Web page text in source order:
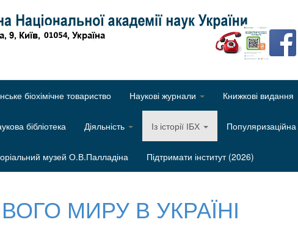
Оберіть свою мову
біохімічне товариство Наукові журнали Книжкові видання
бібліотека Діяльність Із історії ІБХ Популяризаційна
музей О.В.Палладіна Підтримати інститут (2026)
МИРУ В УКРАЇНІ